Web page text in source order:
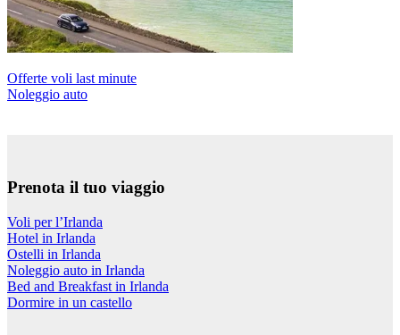
Offerte voli last minute
Noleggio auto
Prenota il tuo viaggio
Voli per l’Irlanda
Hotel in Irlanda
Ostelli in Irlanda
Noleggio auto in Irlanda
Bed and Breakfast in Irlanda
Dormire in un castello